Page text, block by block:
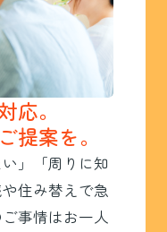
応。
提案を。
」「周りに知
住み替えで急
事情はお一人